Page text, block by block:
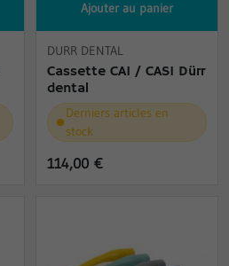
Ajouter au panier
DURR DENTAL
Cassette CA1 / CAS1 Dürr
dental
Derniers articles en
stock
114,00 €